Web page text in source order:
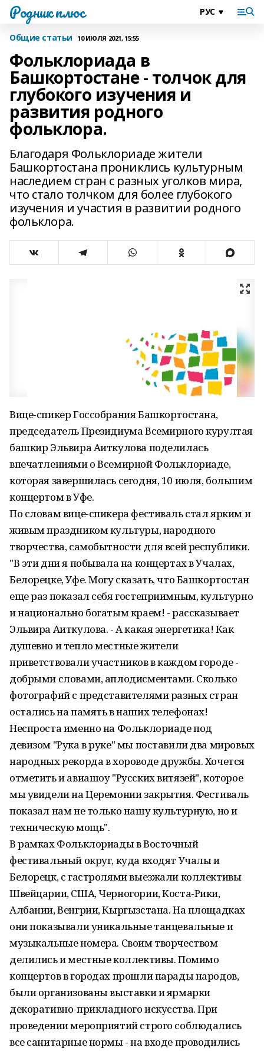
Родник плюс
Общие статьи 10 ИЮЛЯ 2021, 15:55
Фольклориада в
Башкортостане - толчок для
глубокого изучения и
развития родного
фольклора.
Благодаря Фольклориаде жители
Башкортостана прониклись культурным
наследием стран с разных уголков мира,
что стало толчком для более глубокого
изучения и участия в развитии родного
фольклора.
Вице-спикер Госсобрания Башкортостана,
председатель Президиума Всемирного курултая
башкир Эльвира Аиткулова поделилась
впечатлениями о Всемирной Фольклориаде,
которая завершилась сегодня, 10 июля, большим
концертом в Уфе.
По словам вице-спикера фестиваль стал ярким и
живым праздником культуры, народного
творчества, самобытности для всей республики.
"В эти дни я побывала на концертах в Учалах,
Белорецке, Уфе. Могу сказать, что Башкортостан
еще раз показал себя гостеприимным, культурно
и национально богатым краем! - рассказывает
Эльвира Аиткулова. - А какая энергетика! Как
душевно и тепло местные жители
приветствовали участников в каждом городе -
добрыми словами, аплодисментами. Сколько
фотографий с представителями разных стран
остались на память в наших телефонах!
Неспроста именно на Фольклориаде под
девизом "Рука в руке" мы поставили два мировых
народных рекорда в хороводе дружбы. Хочется
отметить и авиашоу "Русских витязей", которое
мы увидели на Церемонии закрытия. Фестиваль
показал нам не только нашу культурную, но и
техническую мощь".
В рамках Фольклориады в Восточный
фестивальный округ, куда входят Учалы и
Белорецк, с гастролями выезжали коллективы
Швейцарии, США, Черногории, Коста-Рики,
Албании, Венгрии, Кыргызстана. На площадках
они показывали уникальные танцевальные и
музыкальные номера. Своим творчеством
делились и местные коллективы. Помимо
концертов в городах прошли парады народов,
были организованы выставки и ярмарки
декоративно-прикладного искусства. При
проведении мероприятий строго соблюдались
все санитарные нормы - на входе проводились